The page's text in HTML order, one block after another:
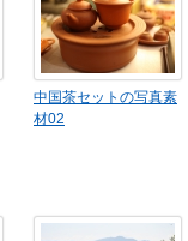
中国茶セットの写真素
材02